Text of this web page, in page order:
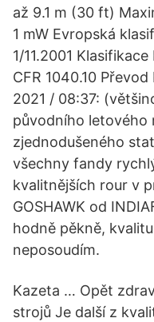
až 9.1 m (30 ft)
1 mW Evropská
1/11.2001
CFR 1040.10 Převod
2021 / 08:37:
původního letového
zjednodušeného
všechny fandy
kvalitnějších rour v
GOSHAWK od
hodně pěkně,
neposoudím.
Kazeta … Opět
strojů Je další z